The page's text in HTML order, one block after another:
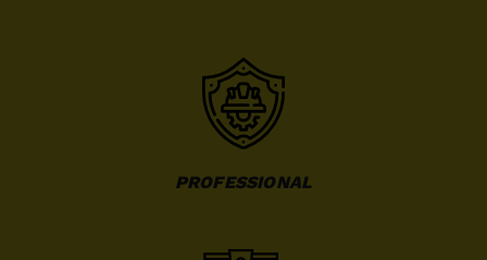
PROFESSIONAL